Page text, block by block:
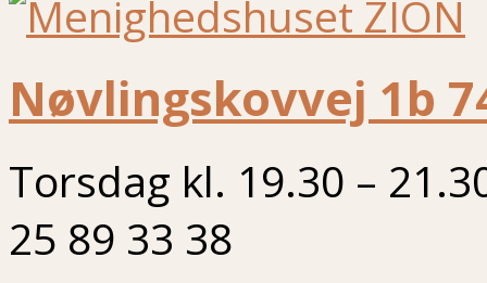
Nøvlingskovvej 1b
Torsdag kl. 19.30 –
25 89 33 38